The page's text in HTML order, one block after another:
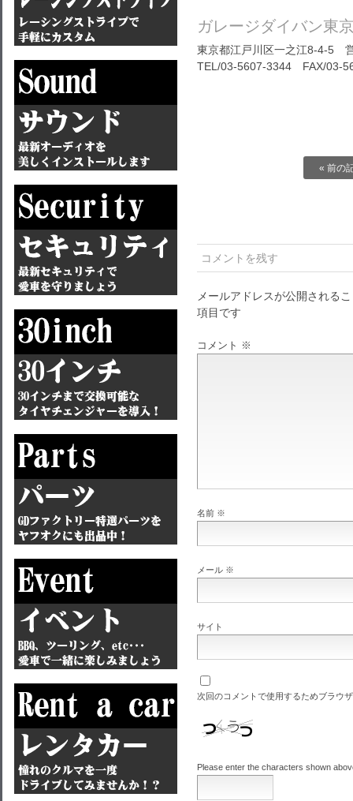
ガレージダイバン東
東京都江戸川区一之江8-4-5
TEL/03-5607-3344 FAX/03-
« 前の
コメントを残す
メールアドレスが公開される
項目です
コメント ※
名前 ※
メール ※
サイト
次回のコメントで使用するためブラウ
Please enter the characters shown